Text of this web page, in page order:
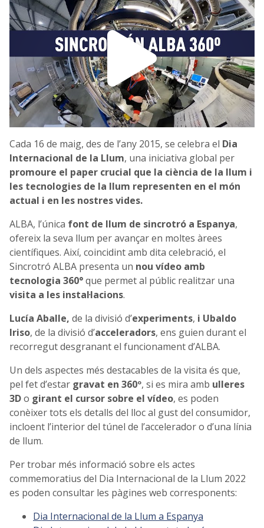
Cada 16 de maig, des de l’any 2015, se celebra el Dia
Internacional de la Llum, una iniciativa global per
promoure el paper crucial que la ciència de la llum i
les tecnologies de la llum representen en el món
actual i en les nostres vides.
ALBA, l’única font de llum de sincrotró a Espanya,
ofereix la seva llum per avançar en moltes àrees
científiques. Així, coincidint amb dita celebració, el
Sincrotró ALBA presenta un nou vídeo amb
tecnologia 360°que permet al públic realitzar una
visita a les instal·lacions.
Lucía Aballe, de la divisió d’experiments, i Ubaldo
Iriso, de la divisió d’acceleradors, ens guien durant el
recorregut desgranant el funcionament d’ALBA.
Un dels aspectes més destacables de la visita és que,
pel fet d’estar gravat en 360º, si es mira amb ulleres
3Do girant el cursor sobre el vídeo, es poden
conèixer tots els detalls del lloc al gust del consumidor,
incloent l’interior del túnel de l’accelerador o d’una línia
de llum.
Per trobar més informació sobre els actes
commemoratius del Dia Internacional de la Llum 2022
es poden consultar les pàgines web corresponents:
Dia Internacional de la Llum a Espanya